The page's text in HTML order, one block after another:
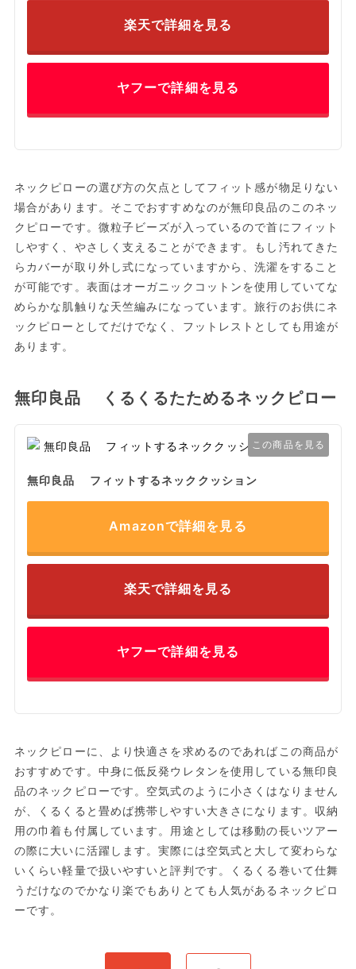
楽天で詳細を見る
ヤフーで詳細を見る
ネックピローの選び方の欠点としてフィット感が物足りない
場合があります。そこでおすすめなのが無印良品のこのネッ
クピローです。微粒子ビーズが入っているので首にフィット
しやすく、やさしく支えることができます。もし汚れてきた
らカバーが取り外し式になっていますから、洗濯をすること
が可能です。表面はオーガニックコットンを使用していてな
めらかな肌触りな天竺編みになっています。旅行のお供にネ
ックピローとしてだけでなく、フットレストとしても用途が
あります。
無印良品 くるくるたためるネックピロー
この商品を見る
無印良品 フィットするネッククッション
Amazonで詳細を見る
楽天で詳細を見る
ヤフーで詳細を見る
ネックピローに、より快適さを求めるのであればこの商品が
おすすめです。中身に低反発ウレタンを使用している無印良
品のネックピローです。空気式のように小さくはなりません
が、くるくると畳めば携帯しやすい大きさになります。収納
用の巾着も付属しています。用途としては移動の長いツアー
の際に大いに活躍します。実際には空気式と大して変わらな
いくらい軽量で扱いやすいと評判です。くるくる巻いて仕舞
うだけなのでかなり楽でもありとても人気があるネックピロ
ーです。